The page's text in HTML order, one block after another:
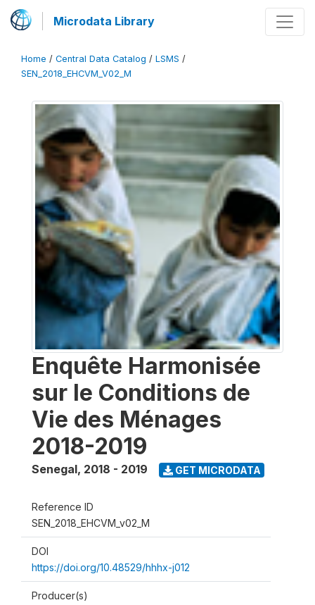
Microdata Library
Home / Central Data Catalog / LSMS /
SEN_2018_EHCVM_V02_M
Enquête Harmonisée
sur le Conditions de
Vie des Ménages
2018-2019
Senegal, 2018 - 2019 GET MICRODATA
Reference ID
SEN_2018_EHCVM_v02_M
DOI
https://doi.org/10.48529/hhhx-j012
Producer(s)